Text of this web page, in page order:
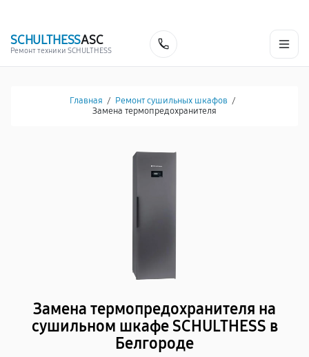
SCHULTHESSASC
Ремонт техники SCHULTHESS
Главная / Ремонт сушильных шкафов /
Замена термопредохранителя
Замена термопредохранителя на
сушильном шкафе SCHULTHESS в
Белгороде